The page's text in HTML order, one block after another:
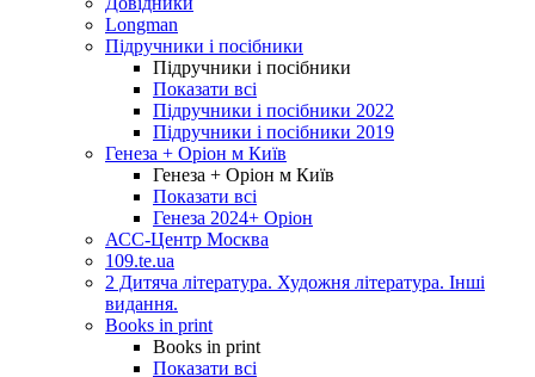
Longman
Підручники і посібники
Підручники і посібники
Показати всі
Підручники і посібники 2022
Підручники і посібники 2019
Генеза + Оріон м Київ
Генеза + Оріон м Київ
Показати всі
Генеза 2024+ Оріон
АСС-Центр Москва
109.te.ua
2 Дитяча література. Художня література. Інші
видання.
Books in print
Books in print
Показати всі